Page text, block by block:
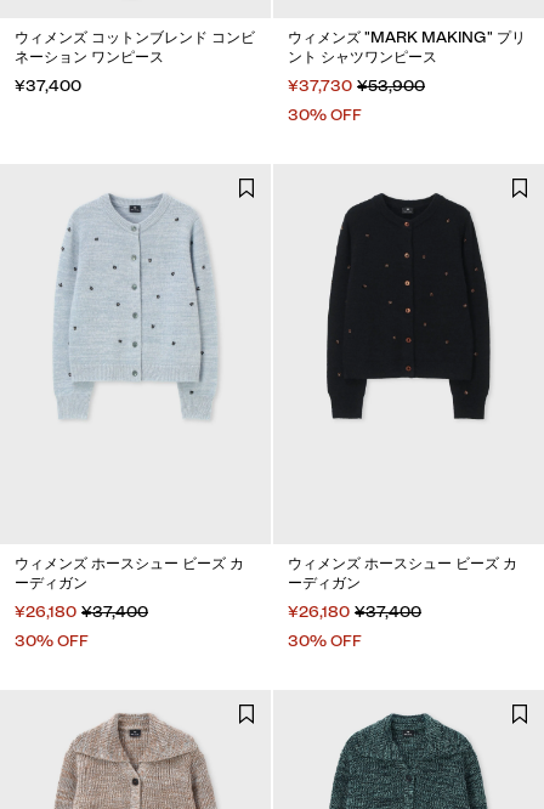
ウィメンズ コットンブレンド コンビ
ネーション ワンピース
¥37,400
ウィメンズ "MARK MAKING" プリ
ント シャツワンピース
¥37,730 ¥53,900
30% OFF
ウィメンズ ホースシュー ビーズ カ
ーディガン
¥26,180 ¥37,400
30% OFF
ウィメンズ ホースシュー ビーズ カ
ーディガン
¥26,180 ¥37,400
30% OFF